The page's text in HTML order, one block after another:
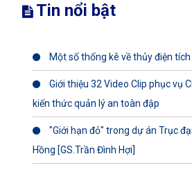
Tin nổi bật
Một số thống kê về thủy điện
Giới thiệu 32 Video Clip phục vụ
kiến thức quản lý an toàn đập
"Giới hạn đỏ" trong dự án Trục
Hồng [GS.Trần Đình Hợi]